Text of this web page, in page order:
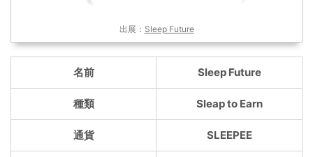
出展： Sleep Future
名前 Sleep Future
種類 Sleap to Earn
通貨 SLEEPEE